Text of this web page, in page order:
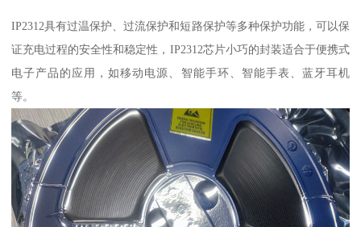
IP2312具有过温保护、过流保护和短路保护等多种保护功能，可以保
证充电过程的安全性和稳定性，IP2312芯片小巧的封装适合于便携式
电子产品的应用，如移动电源、智能手环、智能手表、蓝牙耳机
等。